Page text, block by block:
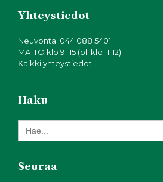
Yhteystiedot
Neuvonta: 044 088 5401
MA-TO klo 9–15 (pl. klo 11-12)
Kaikki yhteystiedot
Haku
Search
for:
Seuraa